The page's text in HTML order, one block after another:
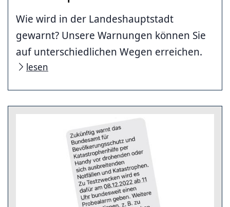
Wie wird in der Landeshauptstadt
gewarnt? Unsere Warnungen können Sie
auf unterschiedlichen Wegen erreichen.
lesen